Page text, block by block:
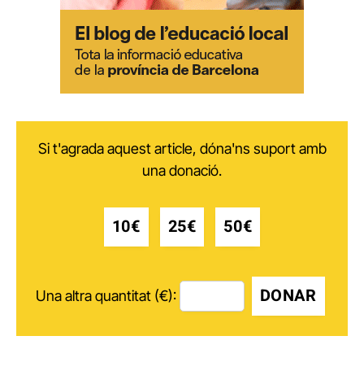
Si t'agrada aquest article, dóna'ns suport amb
una donació.
10€ 25€ 50€
Una altra quantitat (€): DONAR